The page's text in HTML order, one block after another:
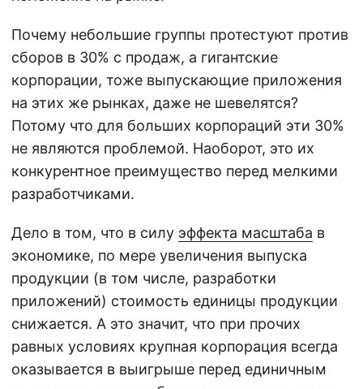
Почему небольшие группы протестуют против
сборов в 30% с продаж, а гигантские
корпорации, тоже выпускающие приложения
на этих же рынках, даже не шевелятся?
Потому что для больших корпораций эти 30%
не являются проблемой. Наоборот, это их
конкурентное преимущество перед мелкими
разработчиками.
Дело в том, что в силу эффекта масштаба в
экономике, по мере увеличения выпуска
продукции (в том числе, разработки
приложений) стоимость единицы продукции
снижается. А это значит, что при прочих
равных условиях крупная корпорация всегда
оказывается в выигрыше перед единичным